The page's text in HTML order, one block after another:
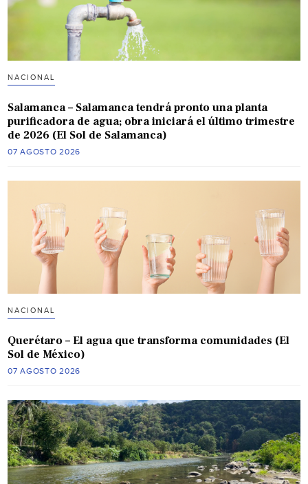
NACIONAL
Salamanca – Salamanca tendrá pronto una planta
purificadora de agua; obra iniciará el último trimestre
de 2026 (El Sol de Salamanca)
07 AGOSTO 2026
NACIONAL
Querétaro – El agua que transforma comunidades (El
Sol de México)
07 AGOSTO 2026